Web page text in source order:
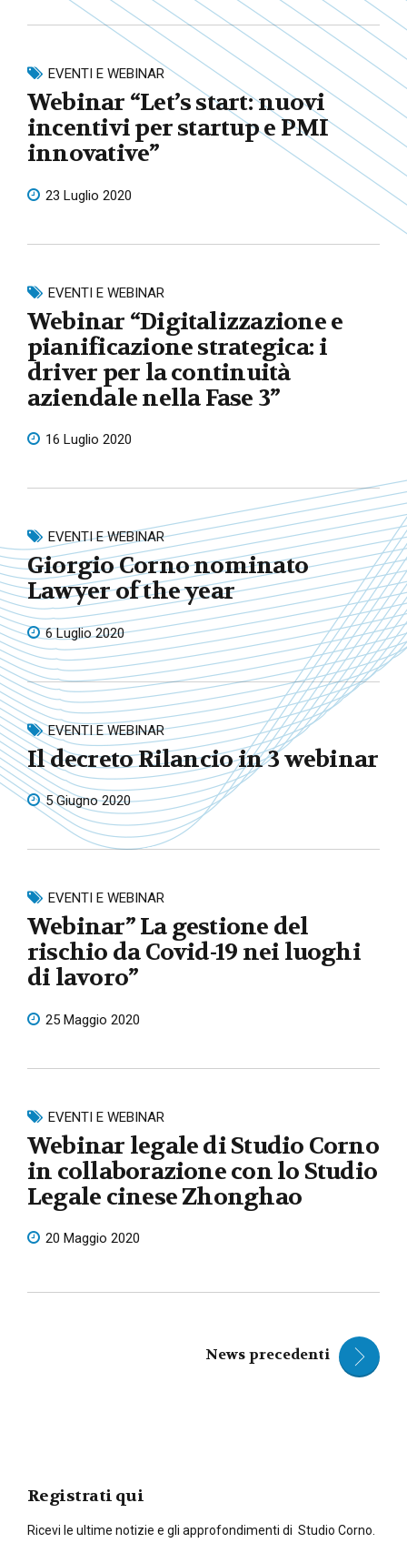
EVENTI E WEBINAR
Webinar “Let’s start: nuovi
incentivi per startup e PMI
innovative”
23 Luglio 2020
EVENTI E WEBINAR
Webinar “Digitalizzazione e
pianificazione strategica: i
driver per la continuità
aziendale nella Fase 3”
16 Luglio 2020
EVENTI E WEBINAR
Giorgio Corno nominato
Lawyer of the year
6 Luglio 2020
EVENTI E WEBINAR
Il decreto Rilancio in 3 webinar
5 Giugno 2020
EVENTI E WEBINAR
Webinar” La gestione del
rischio da Covid-19 nei luoghi
di lavoro”
25 Maggio 2020
EVENTI E WEBINAR
Webinar legale di Studio Corno
in collaborazione con lo Studio
Legale cinese Zhonghao
20 Maggio 2020
News precedenti
Registrati qui
Ricevi le ultime notizie e gli approfondimenti di Studio Corno.